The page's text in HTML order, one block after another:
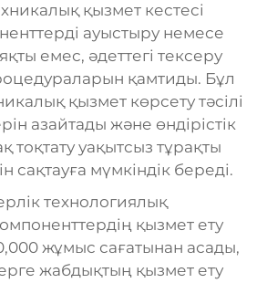
қызмет кестесі
ауыстыру немесе
емес, әдеттегі тексеру
қамтиды. Бұл
қызмет көрсету тәсілі
азайтады және өндірістік
тоқтату уақытсыз тұрақты
сақтауға мүмкіндік береді.
технологиялық
қызмет ету
жұмыс сағатынан асады,
жабдықтың қызмет ету